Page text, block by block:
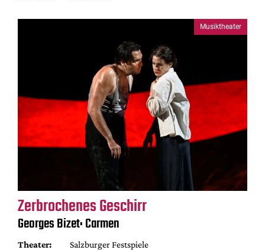
Musiktheater
Zerbrochenes Geschirr
Georges Bizet: Carmen
Theater:
Salzburger Festspiele